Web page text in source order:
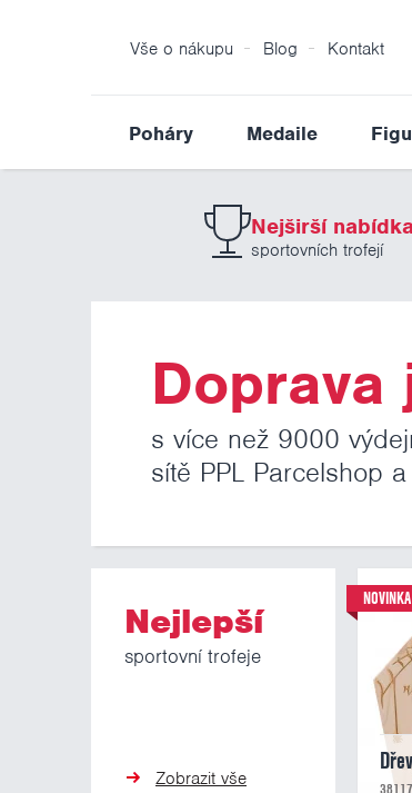
Vše o nákupu Blog Kontakt
Poháry Medaile
Nejširší nabídka
sportovních trofejí
Doprava
s více než 9000
sítě PPL Parcelshop
Nejlepší
sportovní trofeje
Zobrazit vše 38117
NOVINKA